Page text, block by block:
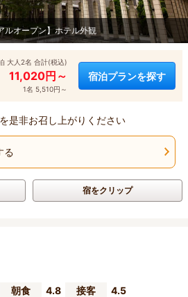
ルオープン】ホテル外観
大人2名 合計(税込)
11,020円～
1名 5,510円～
宿泊プランを探す
是非お召し上がりください
る
宿をクリップ
朝食 4.8 接客
4.5